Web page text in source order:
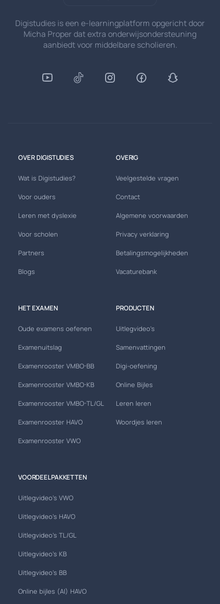
Digistudies is een e-learningplatform opgericht door
Micha Proper dat extra onderwijsondersteuning
aanbiedt voor middelbare scholieren.
OVER DIGISTUDIES
Wat is Digistudies?
Voor ouders
Leren met dyslexie
Voor scholen
Partners
Blogs
OVERIG
Veelgestelde vragen
Contact
Algemene voorwaarden
Privacy verklaring
Betalingsmogelijkheden
Vacaturebank
HET EXAMEN
Oude examens oefenen
Examenuitslag
Examenrooster VMBO-BB
Examenrooster VMBO-KB
Examenrooster VMBO-TL/GL
Examenrooster HAVO
Examenrooster VWO
PRODUCTEN
Uitlegvideo's
Samenvattingen
Digi-oefening
Online Bijles
Leren leren
Woordjes leren
VOORDEELPAKKETTEN
Uitlegvideo's VWO
Uitlegvideo's HAVO
Uitlegvideo's TL/GL
Uitlegvideo's KB
Uitlegvideo's BB
Online bijles (AI) HAVO